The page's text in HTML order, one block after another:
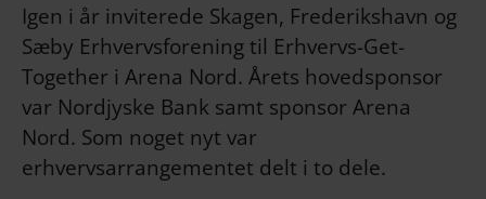
Igen i år inviterede Skagen, Frederikshavn og
Sæby Erhvervsforening til Erhvervs-Get-
Together i Arena Nord. Årets hovedsponsor
var Nordjyske Bank samt sponsor Arena
Nord. Som noget nyt var
erhvervsarrangementet delt i to dele.